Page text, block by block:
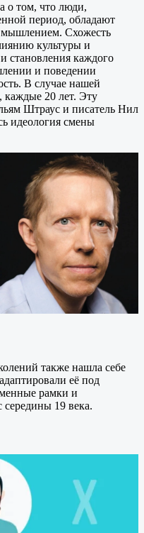
о том, что люди,
период, обладают
Схожесть
культуры и
становления каждого
и поведении
В случае нашей
каждые 20 лет. Эту
Штраус и писатель Нил
идеология смены
также нашла себе
её под
рамки и
середины 19 века.